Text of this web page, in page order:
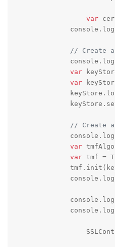
var
// Create a
var
var
// Create a
var
var tmf =